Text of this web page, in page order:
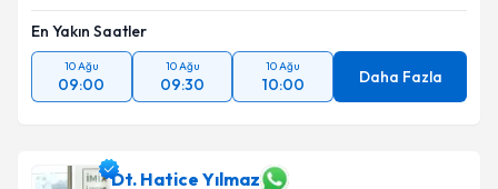
En Yakın Saatler
10 Ağu
09:00
10 Ağu
09:30
10 Ağu
10:00 Daha Fazla
Dt. Hatice Yılmaz